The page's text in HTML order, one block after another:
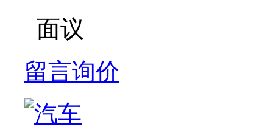
面议
留言询价